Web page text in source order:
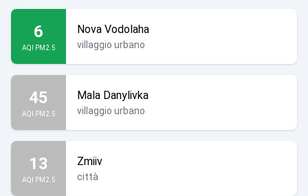
6
AQI PM2.5
Nova Vodolaha
villaggio urbano
45
AQI PM2.5
Mala Danylivka
villaggio urbano
13
AQI PM2.5
Zmiiv
città